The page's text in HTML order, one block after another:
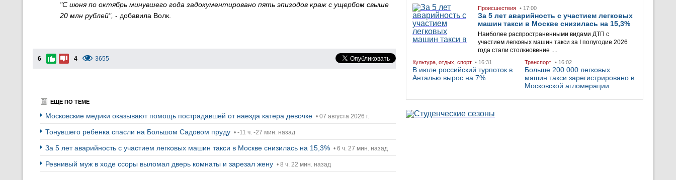
"С июня по октябрь минувшего года задокументировано пять эпизодов краж с ущербом свыше
20 млн рублей", - добавила Волк.
6 4 3655
ЕЩЕ ПО ТЕМЕ
Московские медики оказывают помощь пострадавшей от наезда катера девочке • 07 августа 2026 г.
Тонувшего ребенка спасли на Большом Садовом пруду • -11 ч. -27 мин. назад
За 5 лет аварийность с участием легковых машин такси в Москве снизилась на 15,3% • 6 ч. 27 мин. назад
Ревнивый муж в ходе ссоры выломал дверь комнаты и зарезал жену • 8 ч. 22 мин. назад
Происшествия • 17:00
За 5 лет аварийность с участием легковых
машин такси в Москве снизилась на 15,3%
Наиболее распространенными видами ДТП с
участием легковых машин такси за I полугодие 2026
года стали столкновение ....
Культура, отдых, спорт • 16:31
В июле российский турпоток в
Анталью вырос на 7%
Транспорт • 16:02
Больше 200 000 легковых
машин такси зарегистрировано в
Московской агломерации